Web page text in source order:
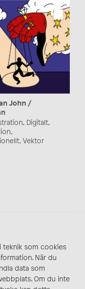
teknik som cookies
När du
data som
Om du inte
John /
Digitalt,
Vektor